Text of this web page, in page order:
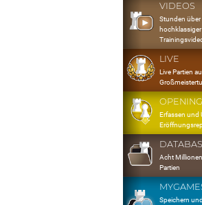
VIDEOS
Stunden über
hochklassiger
LIVE
Live Partien
Erfassen und
Acht
Partien
Speichern